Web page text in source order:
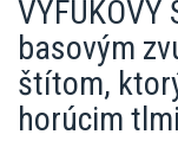
VÝFUKOVÝ
basovým
štítom,
horúcim